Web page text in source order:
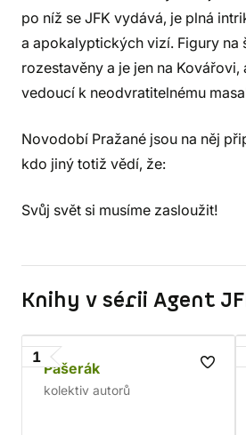
po níž se JFK vydává, je plná
a apokalyptických vizí. Figury na
rozestavěny a je jen na
vedoucí k neodvratitelnému
Novodobí Pražané jsou na něj
kdo jiný totiž vědí, že:
Svůj svět si musíme zasloužit!
Knihy v sérii Agent
1
Pašerák
kolektiv autorů